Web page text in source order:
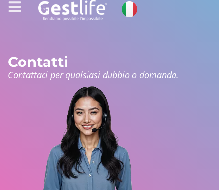
Contatti
Contattaci per qualsiasi dubbio o domanda.